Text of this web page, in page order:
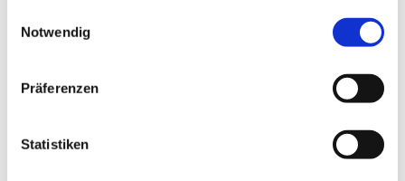
Notwendig
Präferenzen
Statistiken
…“jedoch nur unter
der Bedingung, dass
von meinen
Nachfolgern auf
jährlich für die Ruhe